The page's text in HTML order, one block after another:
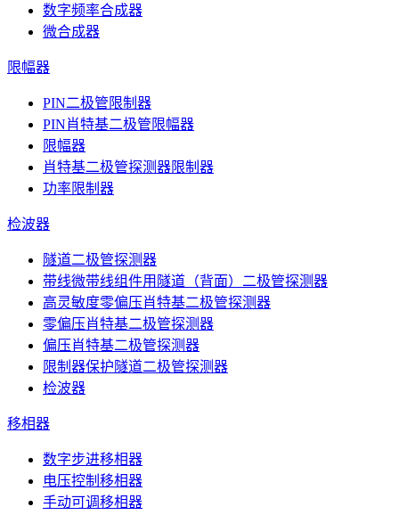
数字频率合成器
微合成器
限幅器
PIN二极管限制器
PIN肖特基二极管限幅器
限幅器
肖特基二极管探测器限制器
功率限制器
检波器
隧道二极管探测器
带线微带线组件用隧道（背面）二极管探测器
高灵敏度零偏压肖特基二极管探测器
零偏压肖特基二极管探测器
偏压肖特基二极管探测器
限制器保护隧道二极管探测器
检波器
移相器
数字步进移相器
电压控制移相器
手动可调移相器